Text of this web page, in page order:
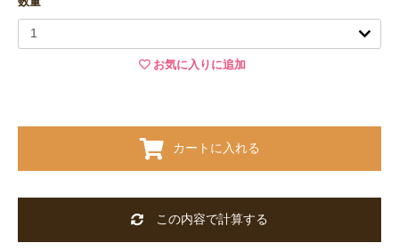
お気に入りに追加
カートに入れる
この内容で計算する